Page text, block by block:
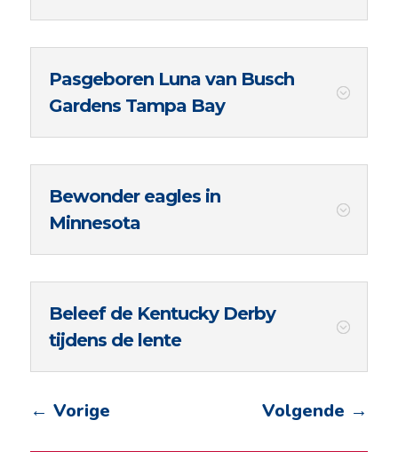
Pasgeboren Luna van Busch
Gardens Tampa Bay
Bewonder eagles in
Minnesota
Beleef de Kentucky Derby
tijdens de lente
← Vorige Volgende →